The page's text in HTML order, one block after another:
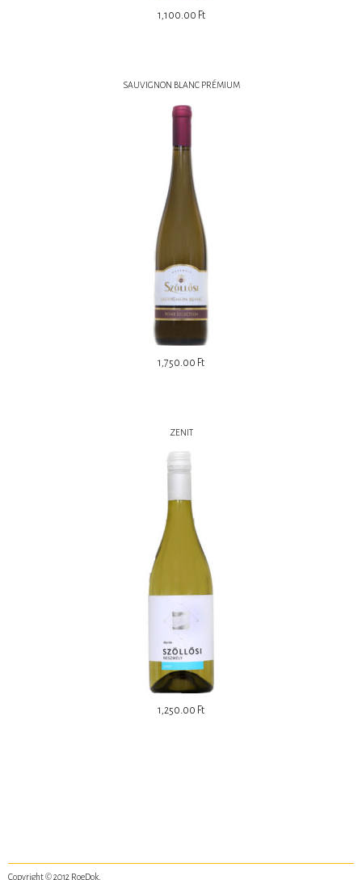
1,100.00 Ft
SAUVIGNON BLANC PRÉMIUM
1,750.00 Ft
ZENIT
1,250.00 Ft
Copyright © 2012 RoeDok